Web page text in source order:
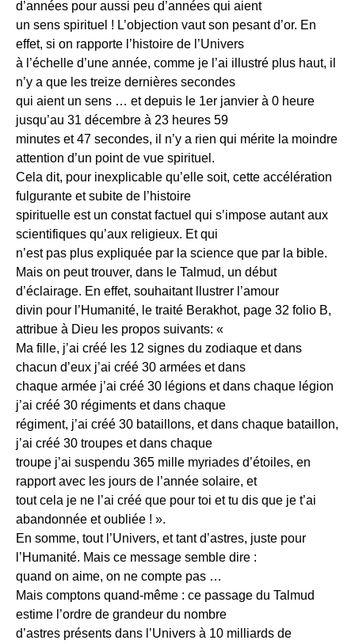
d’années pour aussi peu d’années qui aient
un sens spirituel ! L’objection vaut son pesant d’or. En
effet, si on rapporte l’histoire de l’Univers
à l’échelle d’une année, comme je l’ai illustré plus haut, il
n’y a que les treize dernières secondes
qui aient un sens … et depuis le 1er janvier à 0 heure
jusqu’au 31 décembre à 23 heures 59
minutes et 47 secondes, il n’y a rien qui mérite la moindre
attention d’un point de vue spirituel.
Cela dit, pour inexplicable qu’elle soit, cette accélération
fulgurante et subite de l’histoire
spirituelle est un constat factuel qui s’impose autant aux
scientifiques qu’aux religieux. Et qui
n’est pas plus expliquée par la science que par la bible.
Mais on peut trouver, dans le Talmud, un début
d’éclairage. En effet, souhaitant llustrer l’amour
divin pour l’Humanité, le traité Berakhot, page 32 folio B,
attribue à Dieu les propos suivants: «
Ma fille, j’ai créé les 12 signes du zodiaque et dans
chacun d’eux j’ai créé 30 armées et dans
chaque armée j’ai créé 30 légions et dans chaque légion
j’ai créé 30 régiments et dans chaque
régiment, j’ai créé 30 bataillons, et dans chaque bataillon,
j’ai créé 30 troupes et dans chaque
troupe j’ai suspendu 365 mille myriades d’étoiles, en
rapport avec les jours de l’année solaire, et
tout cela je ne l’ai créé que pour toi et tu dis que je t’ai
abandonnée et oubliée ! ».
En somme, tout l’Univers, et tant d’astres, juste pour
l’Humanité. Mais ce message semble dire :
quand on aime, on ne compte pas …
Mais comptons quand-même : ce passage du Talmud
estime l’ordre de grandeur du nombre
d’astres présents dans l’Univers à 10 milliards de